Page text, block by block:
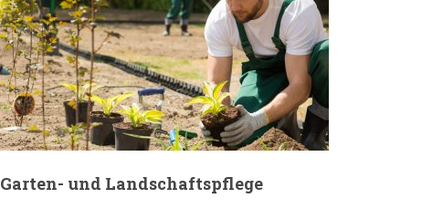
Garten- und Landschaftspflege